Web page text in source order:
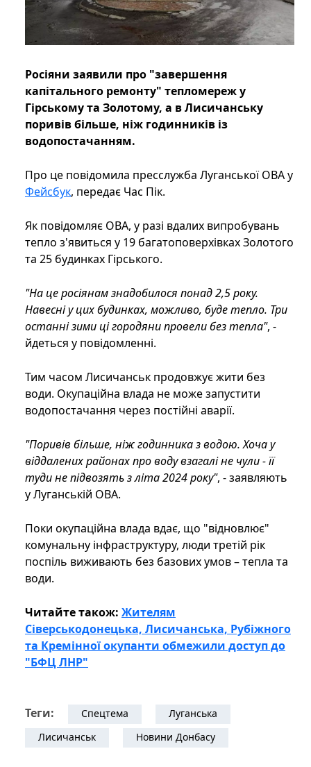
Росіяни заявили про "завершення
капітального ремонту" тепломереж у
Гірському та Золотому, а в Лисичанську
поривів більше, ніж годинників із
водопостачанням.
Про це повідомила пресслужба Луганської ОВА у
Фейсбук, передає Час Пік.
Як повідомляє ОВА, у разі вдалих випробувань
тепло з'явиться у 19 багатоповерхівках Золотого
та 25 будинках Гірського.
"На це росіянам знадобилося понад 2,5 року.
Навесні у цих будинках, можливо, буде тепло. Три
останні зими ці городяни провели без тепла", -
йдеться у повідомленні.
Тим часом Лисичанськ продовжує жити без
води. Окупаційна влада не може запустити
водопостачання через постійні аварії.
"Поривів більше, ніж годинника з водою. Хоча у
віддалених районах про воду взагалі не чули - її
туди не підвозять з літа 2024 року", - заявляють
у Луганській ОВА.
Поки окупаційна влада вдає, що "відновлює"
комунальну інфраструктуру, люди третій рік
поспіль виживають без базових умов – тепла та
води.
Читайте також: Жителям
Сіверськодонецька, Лисичанська, Рубіжного
та Кремінної окупанти обмежили доступ до
"БФЦ ЛНР"
Теги: Спецтема
Луганська
Лисичанськ
Новини Донбасу